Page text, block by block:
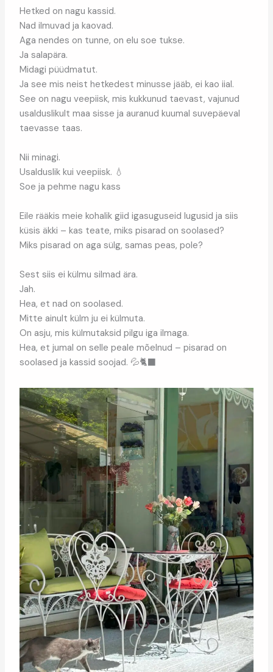
Hetked on nagu kassid.
Nad ilmuvad ja kaovad.
Aga nendes on tunne, on elu soe tukse.
Ja salapära.
Midagi püüdmatut.
Ja see mis neist hetkedest minusse jääb, ei kao iial.
See on nagu veepiisk, mis kukkunud taevast, vajunud
usalduslikult maa sisse ja auranud kuumal suvepäeval
taevasse taas.
Nii minagi.
Usalduslik kui veepiisk. 💧
Soe ja pehme nagu kass
Eile rääkis meie kohalik giid igasuguseid lugusid ja siis
küsis äkki – kas teate, miks pisarad on soolased?
Miks pisarad on aga sülg, samas peas, pole?
Sest siis ei külmu silmad ära.
Jah.
Hea, et nad on soolased.
Mitte ainult külm ju ei külmuta.
On asju, mis külmutaksid pilgu iga ilmaga.
Hea, et jumal on selle peale mõelnud – pisarad on
soolased ja kassid soojad. 💦🐈‍⬛